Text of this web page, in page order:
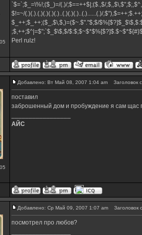
`$=`;$_=\%!;($_)=/(.)/;$==++$|;($.,$/
$!=~/(.)(.).(.)(.)(.)(.)..(.)(.)(.)..(.)......(.)/
$_++;$_++;($_,$\,$,)=($~.$"."$;$/
;$,++;$^|=$";`$_$\$,$/
Perl rulz!
Добавлено: Вт Май 08, 2007 1:04 am Заголовок
поставил
заброшенный дом и пробуждение я сам щас
АЙС
Добавлено: Ср Май 09, 2007 1:07 am Заголовок
посмотрел про любов?